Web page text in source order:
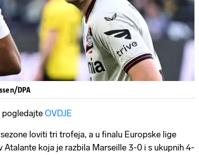
DPA
pogledajteOVDJE
loviti tri trofeja, a u finalu Europske lige
Atalante koja je razbila Marseille 3-0 i s ukupnih 4-